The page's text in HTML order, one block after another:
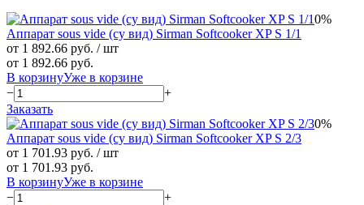
0%
Аппарат sous vide (су вид) Sirman Softcooker XP S 1/1
от 1 892.66 руб. / шт
от 1 892.66 руб.
В корзинуУже в корзине
−
+
Заказать
0%
Аппарат sous vide (су вид) Sirman Softcooker XP S 2/3
от 1 701.93 руб. / шт
от 1 701.93 руб.
В корзинуУже в корзине
−
+